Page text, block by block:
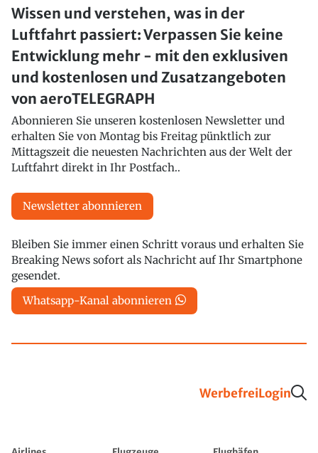
Wissen und verstehen, was in der
Luftfahrt passiert: Verpassen Sie keine
Entwicklung mehr - mit den exklusiven
und kostenlosen und Zusatzangeboten
von aeroTELEGRAPH
Abonnieren Sie unseren kostenlosen Newsletter und
erhalten Sie von Montag bis Freitag pünktlich zur
Mittagszeit die neuesten Nachrichten aus der Welt der
Luftfahrt direkt in Ihr Postfach..
Newsletter abonnieren
Bleiben Sie immer einen Schritt voraus und erhalten Sie
Breaking News sofort als Nachricht auf Ihr Smartphone
gesendet.
Whatsapp-Kanal abonnieren
WerbefreiLogin